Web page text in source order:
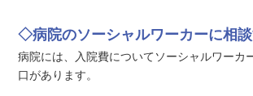
◇病院のソーシャルワーカーに相
病院には、入院費についてソーシャルワーカ
口があります。